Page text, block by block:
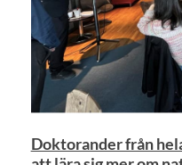
Doktorander från